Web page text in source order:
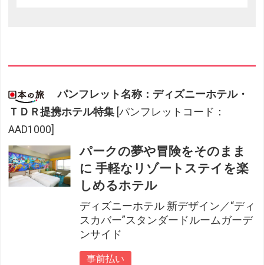
パンフレット名称：ディズニーホテル・
ＴＤＲ提携ホテル特集 [パンフレットコード：
AAD1000]
パークの夢や冒険をそのまま
に 手軽なリゾートステイを楽
しめるホテル
ディズニーホテル 新デザイン／“ディ
スカバー”スタンダードルームガーデ
ンサイド
事前払い